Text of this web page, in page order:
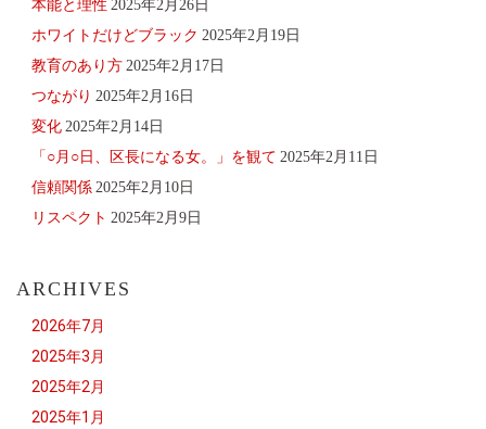
本能と理性 2025年2月26日
ホワイトだけどブラック 2025年2月19日
教育のあり方 2025年2月17日
つながり 2025年2月16日
変化 2025年2月14日
「○月○日、区長になる女。」を観て 2025年2月11日
信頼関係 2025年2月10日
リスペクト 2025年2月9日
ARCHIVES
2026年7月
2025年3月
2025年2月
2025年1月